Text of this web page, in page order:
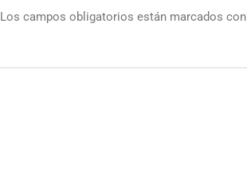
Los campos obligatorios están marcados con